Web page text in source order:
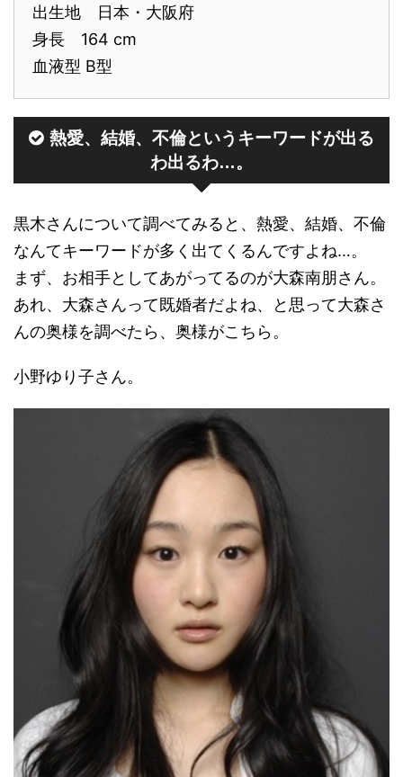
出生地 日本・大阪府
身長 164 cm
血液型 B型
熱愛、結婚、不倫というキーワードが出る
わ出るわ…。
黒木さんについて調べてみると、熱愛、結婚、不倫
なんてキーワードが多く出てくるんですよね…。
まず、お相手としてあがってるのが大森南朋さん。
あれ、大森さんって既婚者だよね、と思って大森さ
んの奥様を調べたら、奥様がこちら。
小野ゆり子さん。